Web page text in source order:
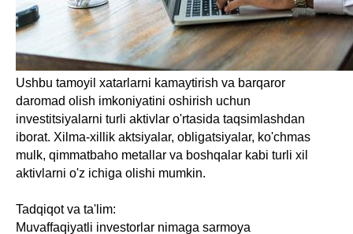
Ushbu tamoyil xatarlarni kamaytirish va barqaror
daromad olish imkoniyatini oshirish uchun
investitsiyalarni turli aktivlar o'rtasida taqsimlashdan
iborat. Xilma-xillik aktsiyalar, obligatsiyalar, ko'chmas
mulk, qimmatbaho metallar va boshqalar kabi turli xil
aktivlarni o'z ichiga olishi mumkin.
Tadqiqot va ta'lim:
Muvaffaqiyatli investorlar nimaga sarmoya